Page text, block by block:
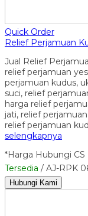
Quick Order
Relief Perjamuan
Jual Relief
relief perjamuan
perjamuan kudus,
suci, relief
harga relief
jati, relief
relief perjamuan
selengkapnya
*Harga Hubungi CS
Tersedia / AJ-RPK
Hubungi Kami